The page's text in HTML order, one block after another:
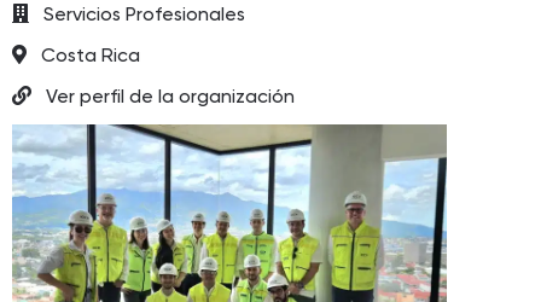
Servicios Profesionales
Costa Rica
Ver perfil de la organización